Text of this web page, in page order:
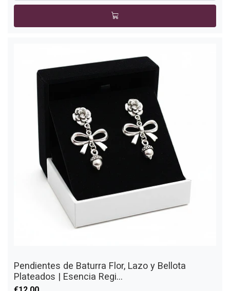
Pendientes de Baturra Flor, Lazo y Bellota
Plateados | Esencia Regi...